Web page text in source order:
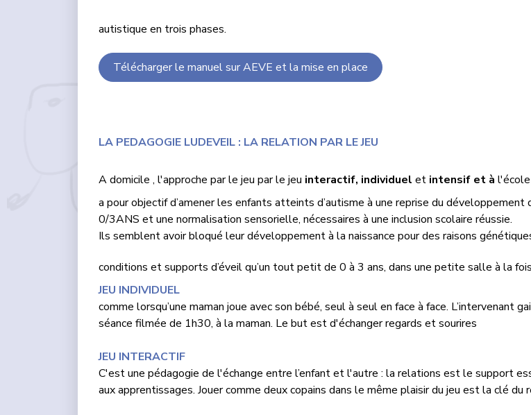
autistique en trois phases.
Télécharger le manuel sur AEVE et la mise en place
LA PEDAGOGIE LUDEVEIL : LA RELATION PAR LE JEU
A domicile , l'approche par le jeu par le jeu interactif, individuel et intensif et à
a pour objectif d’amener les enfants atteints d’autisme à une reprise du développement
0/3ANS et une normalisation sensorielle, nécessaires à une inclusion scolaire réussie.
Ils semblent avoir bloqué leur développement à la naissance pour des raisons
conditions et supports d’éveil qu’un tout petit de 0 à 3 ans, dans une petite salle à la
JEU INDIVIDUEL
comme lorsqu’une maman joue avec son bébé, seul à seul en face à face.
séance filmée de 1h30, à la maman. Le but est d'échanger regards et sourires
JEU INTERACTIF
C'est une pédagogie de l'échange entre l’enfant et l'autre : la relations est le support
aux apprentissages. Jouer comme deux copains dans le même plaisir du jeu est la clé